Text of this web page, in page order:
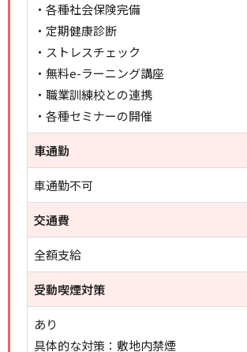
・各種社会保険完備
・定期健康診断
・ストレスチェック
・無料e-ラーニング講座
・職業訓練校との連携
・各種セミナーの開催
車通勤
車通勤不可
交通費
全額支給
受動喫煙対策
あり
具体的な対策：敷地内禁煙